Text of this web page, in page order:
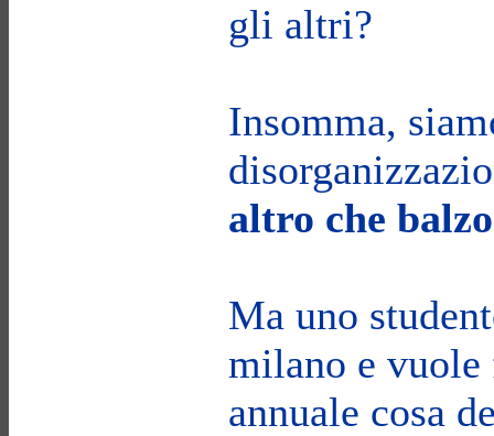
gli altri?
Insomma,
altro che
Ma uno
milano e vuole
annuale cosa